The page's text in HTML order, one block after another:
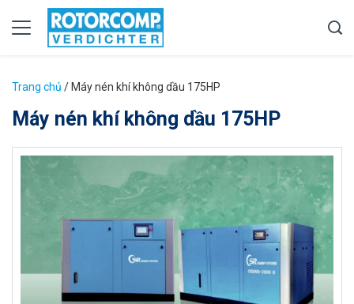
Trang chủ / Máy nén khí không dầu 175HP
Máy nén khí không dầu 175HP